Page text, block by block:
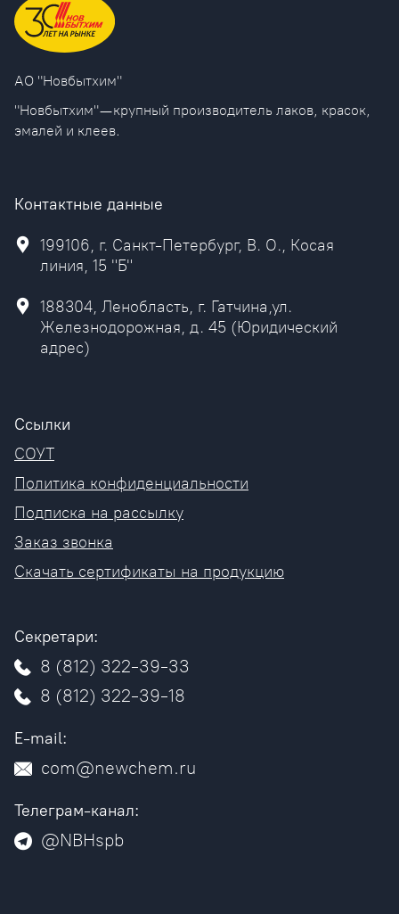
AO "Новбытхим"
"Новбытхим" — крупный производитель лаков, красок,
эмалей и клеев.
Контактные данные
199106, г. Санкт-Петербург, В. О., Косая
линия, 15 "Б"
188304, Ленобласть, г. Гатчина,ул.
Железнодорожная, д. 45 (Юридический
адрес)
Ссылки
СОУТ
Политика конфиденциальности
Подписка на рассылку
Заказ звонка
Скачать сертификаты на продукцию
Секретари:
8 (812) 322-39-33
8 (812) 322-39-18
E-mail:
com@newchem.ru
Телеграм-канал:
@NBHspb